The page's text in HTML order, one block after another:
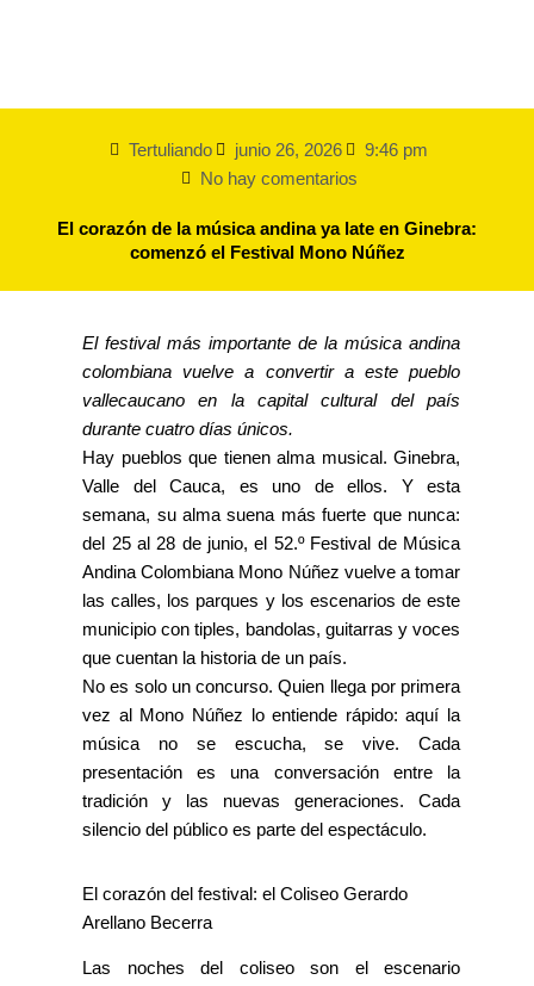
Tertuliando junio 26, 2026
9:46 pm
No hay comentarios
El corazón de la música andina ya late en Ginebra:
comenzó el Festival Mono Núñez
El festival más importante de la música andina
colombiana vuelve a convertir a este pueblo
vallecaucano en la capital cultural del país
durante cuatro días únicos.
Hay pueblos que tienen alma musical. Ginebra,
Valle del Cauca, es uno de ellos. Y esta
semana, su alma suena más fuerte que nunca:
del 25 al 28 de junio, el 52.º Festival de Música
Andina Colombiana Mono Núñez vuelve a tomar
las calles, los parques y los escenarios de este
municipio con tiples, bandolas, guitarras y voces
que cuentan la historia de un país.
No es solo un concurso. Quien llega por primera
vez al Mono Núñez lo entiende rápido: aquí la
música no se escucha, se vive. Cada
presentación es una conversación entre la
tradición y las nuevas generaciones. Cada
silencio del público es parte del espectáculo.
El corazón del festival: el Coliseo Gerardo
Arellano Becerra
Las noches del coliseo son el escenario